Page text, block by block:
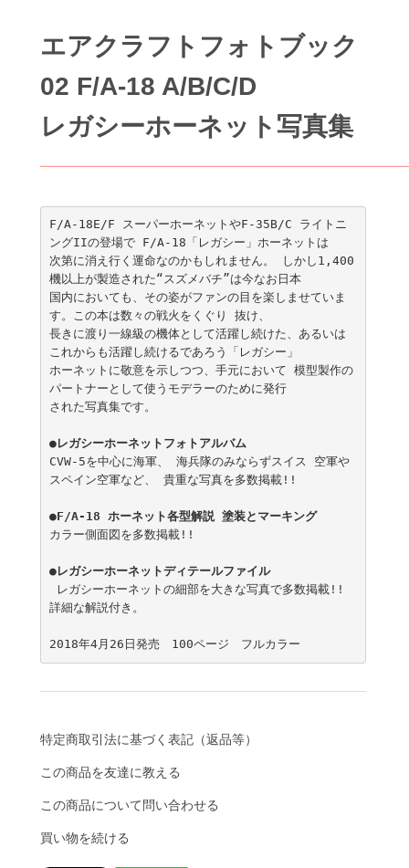
エアクラフトフォトブック
02 F/A-18 A/B/C/D
レガシーホーネット写真集
F/A-18E/F スーパーホーネットやF-35B/C ライトニ
ングIIの登場で F/A-18「レガシー」ホーネットは
次第に消え行く運命なのかもしれません。 しかし1,400
機以上が製造された“スズメバチ”は今なお日本
国内においても、その姿がファンの目を楽しませていま
す。この本は数々の戦火をくぐり 抜け、
長きに渡り一線級の機体として活躍し続けた、あるいは
これからも活躍し続けるであろう「レガシー」
ホーネットに敬意を示しつつ、手元において 模型製作の
パートナーとして使うモデラーのために発行
された写真集です。
●レガシーホーネットフォトアルバム
CVW-5を中心に海軍、 海兵隊のみならずスイス 空軍や
スペイン空軍など、 貴重な写真を多数掲載!!
●F/A-18 ホーネット各型解説 塗装とマーキング
カラー側面図を多数掲載!!
●レガシーホーネットディテールファイル
詳細な解説付き。
特定商取引法に基づく表記（返品等）
この商品を友達に教える
この商品について問い合わせる
買い物を続ける